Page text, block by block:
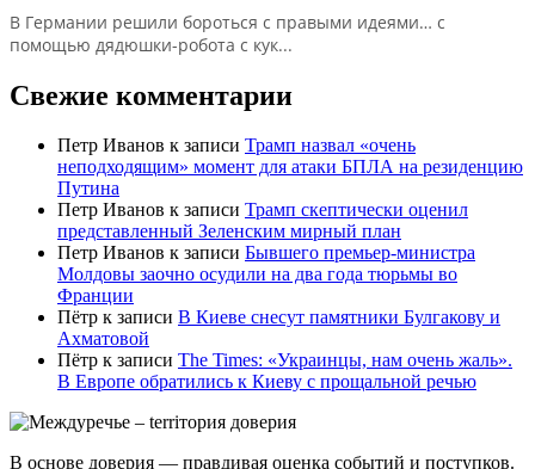
В Германии решили бороться с правыми идеями… с
помощью дядюшки-робота с кук...
Свежие комментарии
Петр Иванов к записи Трамп назвал «очень
неподходящим» момент для атаки БПЛА на резиденцию
Путина
Петр Иванов к записи Трамп скептически оценил
представленный Зеленским мирный план
Петр Иванов к записи Бывшего премьер-министра
Молдовы заочно осудили на два года тюрьмы во
Франции
Пётр к записи В Киеве снесут памятники Булгакову и
Ахматовой
Пётр к записи Тhe Times: «Украинцы, нам очень жаль».
В Европе обратились к Киеву с прощальной речью
В основе доверия — правдивая оценка событий и поступков.